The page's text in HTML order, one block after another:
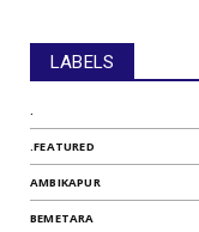
LABELS
.
.FEATURED
AMBIKAPUR
BEMETARA